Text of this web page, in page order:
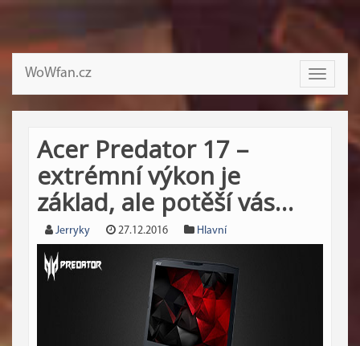
Toggle
WoWfan.cz
Acer Predator 17 –
extrémní výkon je
základ, ale potěší vás…
Jerryky 27.12.2016 Hlavní